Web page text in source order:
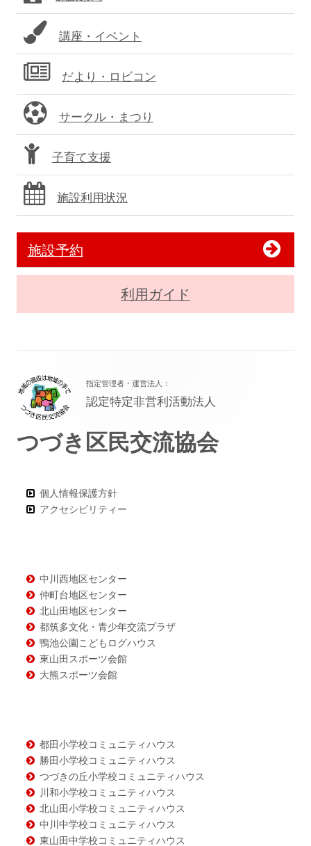
ー
講座・イベント
だより・ロビコン
サークル・まつり
子育て支援
施設利用状況
施設予約
利用ガイド
ッ
タ
ー・
ン
テ
指定管理者・運営法人：
認定特定非営利活動法人
つづき区民交流協会
個人情報保護方針
アクセシビリティー
中川西地区センター
仲町台地区センター
北山田地区センター
都筑多文化・青少年交流プラザ
鴨池公園こどもログハウス
東山田スポーツ会館
大熊スポーツ会館
都田小学校コミュニティハウス
勝田小学校コミュニティハウス
つづきの丘小学校コミュニティハウス
川和小学校コミュニティハウス
北山田小学校コミュニティハウス
中川中学校コミュニティハウス
東山田中学校コミュニティハウス